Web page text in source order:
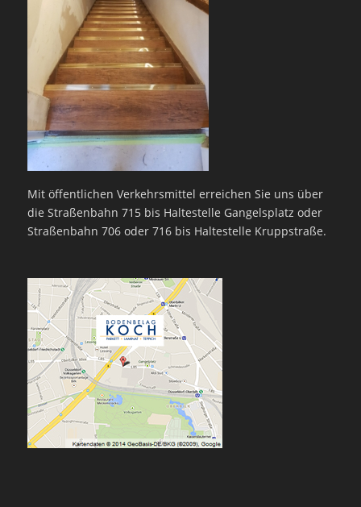
Mit öffentlichen Verkehrsmittel erreichen Sie uns über
die Straßenbahn 715 bis Haltestelle Gangelsplatz oder
Straßenbahn 706 oder 716 bis Haltestelle Kruppstraße.